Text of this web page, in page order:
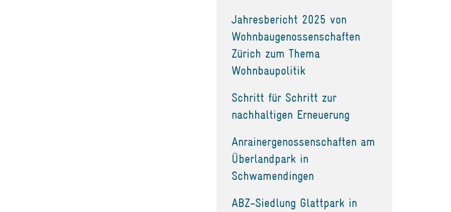
Jahresbericht 2025 von
Wohnbaugenossenschaften
Zürich zum Thema
Wohnbaupolitik
Schritt für Schritt zur
nachhaltigen Erneuerung
Anrainergenossenschaften am
Überlandpark in
Schwamendingen
ABZ-Siedlung Glattpark in